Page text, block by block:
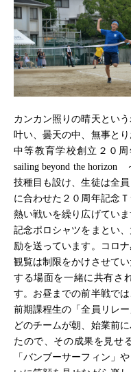
カンカン照りの晴天とい
叶い、曇天の中、無事と
中等教育学校創立２０周
sailing beyond the horizon
技種目も設け、生徒は全
に合わせた２０周年記念
熱い戦いを繰り広げてい
記念ポロシャツをまとい
励を送っています。コロ
観覧は制限をかけさせて
する場面を一緒に共有さ
す。お昼までの前半戦で
前期課程生の「全員リレ
どのチームが朝、始業前
たので、その成果を見せ
「バンブーサーフィン」